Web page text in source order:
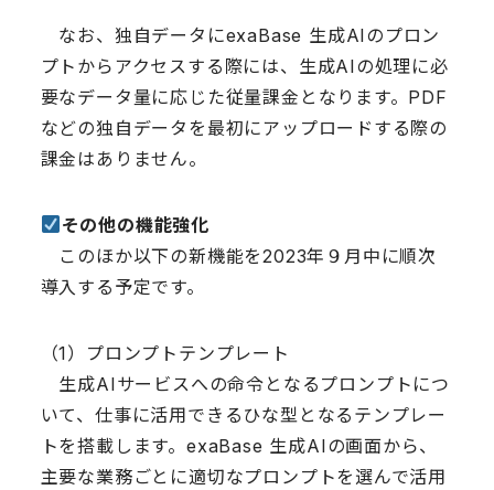
なお、独自データにexaBase 生成AIのプロン
プトからアクセスする際には、生成AIの処理に必
要なデータ量に応じた従量課金となります。PDF
などの独自データを最初にアップロードする際の
課金はありません。
その他の機能強化
このほか以下の新機能を2023年９月中に順次
導入する予定です。
（1）プロンプトテンプレート
生成AIサービスへの命令となるプロンプトにつ
いて、仕事に活用できるひな型となるテンプレー
トを搭載します。exaBase 生成AIの画面から、
主要な業務ごとに適切なプロンプトを選んで活用